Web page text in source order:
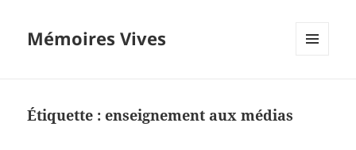
Mémoires Vives
Étiquette :enseignement aux médias